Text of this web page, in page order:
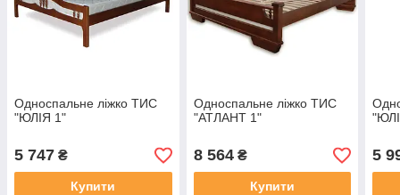
Односпальне ліжко ТИС
"ЮЛІЯ 1"
5 747 ₴
Купити
Односпальне ліжко ТИС
"АТЛАНТ 1"
8 564₴
Купити
5